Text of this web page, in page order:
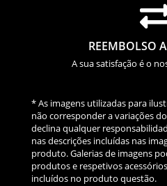
REEMBOLSO
A sua satisfação é o
* As imagens utilizadas para
não corresponder a variações
declina qualquer
nas descrições incluídas nas
produto. Galerias de imagens
produtos e respetivos
incluídos no produto questão.